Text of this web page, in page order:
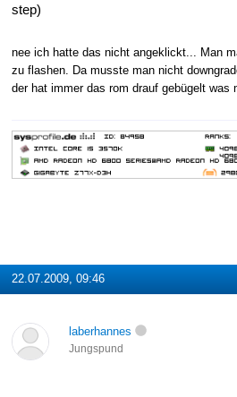
step)
nee ich hatte das nicht angeklickt... Man
zu flashen. Da musste man nicht
der hat immer das rom drauf gebügelt was
22.07.2009, 09:46
laberhannes
Jungspund